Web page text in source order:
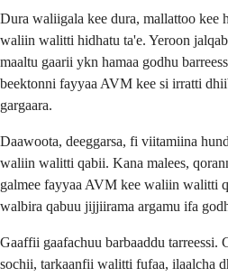
Dura waliigala kee dura, mallattoo kee
waliin walitti hidhatu ta'e. Yeroon
maaltu gaarii ykn hamaa godhu
beektonni fayyaa AVM kee si irratti
gargaara.
Daawoota, deeggarsa, fi viitamiina
waliin walitti qabii. Kana malees,
galmee fayyaa AVM kee waliin walitti
walbira qabuu jijjiirama argamu ifa
Gaaffii gaafachuu barbaaddu tarreessi.
sochii, tarkaanfii walitti fufaa, ilaalcha